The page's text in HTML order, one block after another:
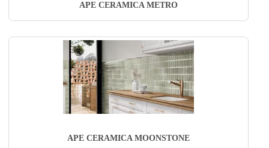
APE CERAMICA METRO
APE CERAMICA MOONSTONE